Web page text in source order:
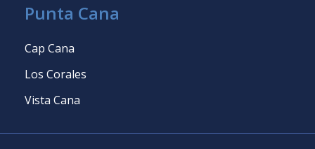
Punta Cana
Cap Cana
Los Corales
Vista Cana